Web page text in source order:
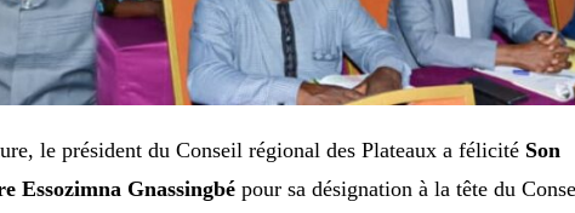
le président du Conseil régional des Plateaux a félicité Son
Essozimna Gnassingbé pour sa désignation à la tête du